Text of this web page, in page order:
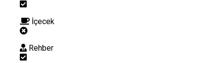
İçecek
Rehber